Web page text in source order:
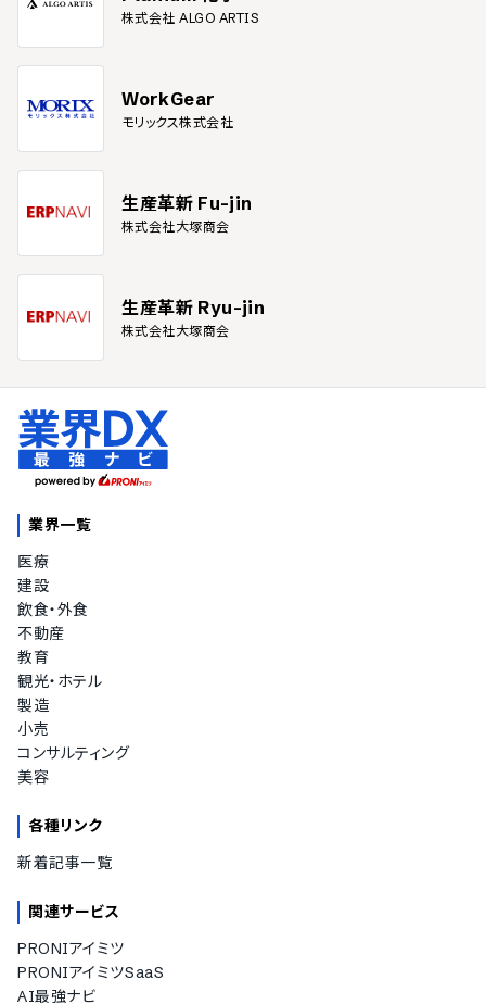
株式会社 ALGO ARTIS
WorkGear
モリックス株式会社
生産革新 Fu-jin
株式会社大塚商会
生産革新 Ryu-jin
株式会社大塚商会
業界一覧
医療
建設
飲食・外食
不動産
教育
観光・ホテル
製造
小売
コンサルティング
美容
各種リンク
新着記事一覧
関連サービス
PRONIアイミツ
PRONIアイミツSaaS
AI最強ナビ